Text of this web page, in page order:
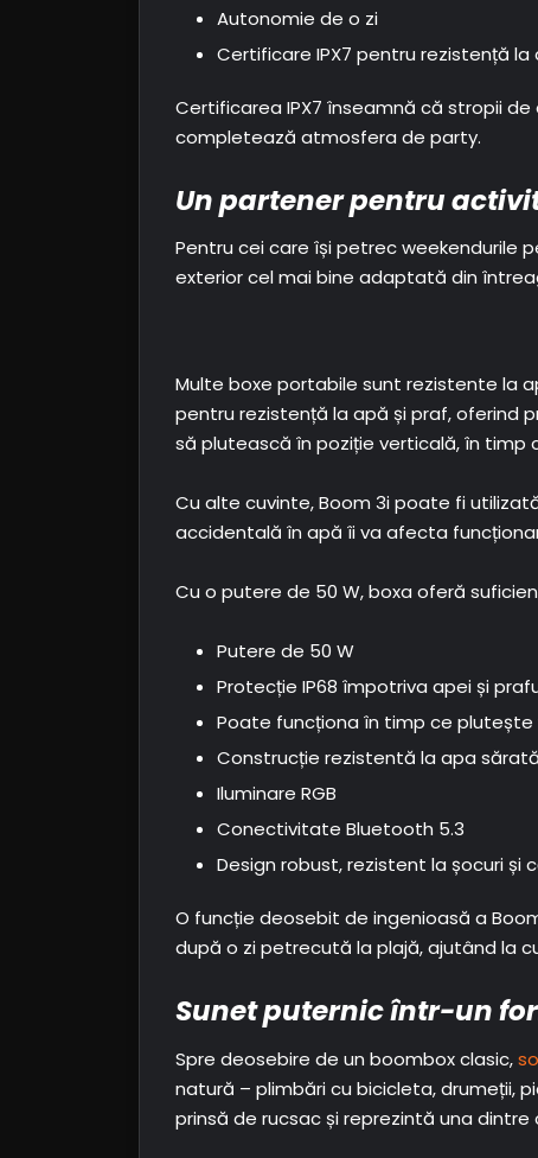
Autonomie de o zi
Certificare IPX7 pentru rezistență la
Certificarea IPX7 înseamnă că stropii
completează atmosfera de party.
Un partener pentru
Pentru cei care își petrec weekendurile
exterior cel mai bine adaptată din
Multe boxe portabile sunt rezistente la
pentru rezistență la apă și praf, oferind
să plutească în poziție verticală, în timp
Cu alte cuvinte, Boom 3i poate fi
accidentală în apă îi va afecta
Cu o putere de 50 W, boxa oferă
Putere de 50 W
Protecție IP68 împotriva apei și
Poate funcționa în timp ce plutește
Construcție rezistentă la apa sărată
Iluminare RGB
Conectivitate Bluetooth 5.3
Design robust, rezistent la șocuri și
O funcție deosebit de ingenioasă a
după o zi petrecută la plajă, ajutând la
Sunet puternic într-un
Spre deosebire de un boombox clasic,
natură – plimbări cu bicicleta, drumeții,
prinsă de rucsac și reprezintă una